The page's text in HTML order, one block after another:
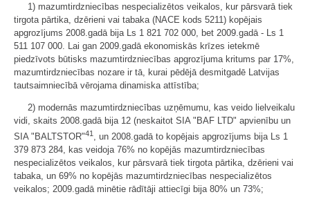
1) mazumtirdzniecības nespecializētos veikalos, kur pārsvarā tiek
tirgota pārtika, dzērieni vai tabaka (NACE kods 5211) kopējais
apgrozījums 2008.gadā bija Ls 1 821 702 000, bet 2009.gadā - Ls 1
511 107 000. Lai gan 2009.gadā ekonomiskās krīzes ietekmē
piedzīvots būtisks mazumtirdzniecības apgrozījuma kritums par 17%,
mazumtirdzniecības nozare ir tā, kurai pēdējā desmitgadē Latvijas
tautsaimniecībā vērojama dinamiska attīstība;
2) modernās mazumtirdzniecības uzņēmumu, kas veido lielveikalu
vidi, skaits 2008.gadā bija 12 (neskaitot SIA "BAF LTD" apvienību un
SIA "BALTSTOR"41 , un 2008.gadā to kopējais apgrozījums bija Ls 1
379 873 284, kas veidoja 76% no kopējās mazumtirdzniecības
nespecializētos veikalos, kur pārsvarā tiek tirgota pārtika, dzērieni vai
tabaka, un 69% no kopējās mazumtirdzniecības nespecializētos
veikalos; 2009.gadā minētie rādītāji attiecīgi bija 80% un 73%;